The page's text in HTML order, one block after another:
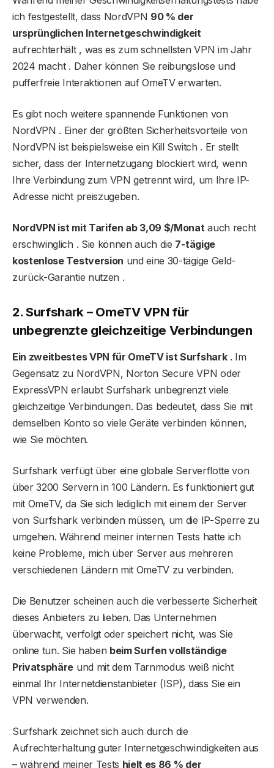
ich festgestellt, dass NordVPN 90 % der
ursprünglichen Internetgeschwindigkeit
aufrechterhält , was es zum schnellsten VPN im Jahr
2024 macht . Daher können Sie reibungslose und
pufferfreie Interaktionen auf OmeTV erwarten.
Es gibt noch weitere spannende Funktionen von
NordVPN . Einer der größten Sicherheitsvorteile von
NordVPN ist beispielsweise ein Kill Switch . Er stellt
sicher, dass der Internetzugang blockiert wird, wenn
Ihre Verbindung zum VPN getrennt wird, um Ihre IP-
Adresse nicht preiszugeben.
NordVPN ist mit Tarifen ab 3,09 $/Monat auch recht
erschwinglich . Sie können auch die 7-tägige
kostenlose Testversion und eine 30-tägige Geld-
zurück-Garantie nutzen .
2. Surfshark – OmeTV VPN für
unbegrenzte gleichzeitige Verbindungen
Ein zweitbestes VPN für OmeTV ist Surfshark. Im
Gegensatz zu NordVPN, Norton Secure VPN oder
ExpressVPN erlaubt Surfshark unbegrenzt viele
gleichzeitige Verbindungen. Das bedeutet, dass Sie mit
demselben Konto so viele Geräte verbinden können,
wie Sie möchten.
Surfshark verfügt über eine globale Serverflotte von
über 3200 Servern in 100 Ländern. Es funktioniert gut
mit OmeTV, da Sie sich lediglich mit einem der Server
von Surfshark verbinden müssen, um die IP-Sperre zu
umgehen. Während meiner internen Tests hatte ich
keine Probleme, mich über Server aus mehreren
verschiedenen Ländern mit OmeTV zu verbinden.
Die Benutzer scheinen auch die verbesserte Sicherheit
dieses Anbieters zu lieben. Das Unternehmen
überwacht, verfolgt oder speichert nicht, was Sie
online tun. Sie haben beim Surfen vollständige
Privatsphäre und mit dem Tarnmodus weiß nicht
einmal Ihr Internetdienstanbieter (ISP), dass Sie ein
VPN verwenden.
Surfshark zeichnet sich auch durch die
Aufrechterhaltung guter Internetgeschwindigkeiten aus
– während meiner Tests hielt es 86 % der